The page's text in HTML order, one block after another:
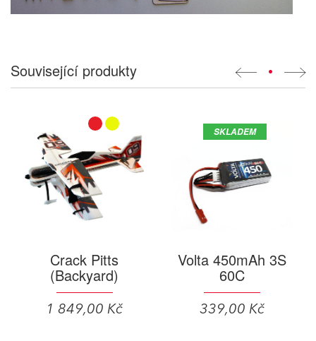
Související produkty •
Crack Pitts
(Backyard)
1 849,00 Kč
Volta 450mAh 3S
60C
339,00 Kč
SKLADEM